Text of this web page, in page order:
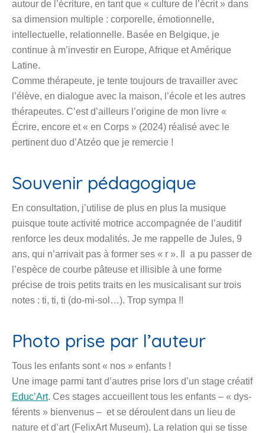
autour de l’écriture, en tant que « culture de l’écrit » dans
sa dimension multiple : corporelle, émotionnelle,
intellectuelle, relationnelle. Basée en Belgique, je
continue à m’investir en Europe, Afrique et Amérique
Latine.
Comme thérapeute, je tente toujours de travailler avec
l’élève, en dialogue avec la maison, l’école et les autres
thérapeutes. C’est d’ailleurs l’origine de mon livre «
Écrire, encore et « en Corps » (2024) réalisé avec le
pertinent duo d’Atzéo que je remercie !
Souvenir pédagogique
En consultation, j’utilise de plus en plus la musique
puisque toute activité motrice accompagnée de l’auditif
renforce les deux modalités. Je me rappelle de Jules, 9
ans, qui n’arrivait pas à former ses « r ». Il a pu passer de
l’espèce de courbe pâteuse et illisible à une forme
précise de trois petits traits en les musicalisant sur trois
notes : ti, ti, ti (do-mi-sol…). Trop sympa !!
Photo prise par l’auteur
Tous les enfants sont « nos » enfants !
Une image parmi tant d’autres prise lors d’un stage créatif
Educ’Art. Ces stages accueillent tous les enfants – « dys-
férents » bienvenus – et se déroulent dans un lieu de
nature et d’art (FelixArt Museum). La relation qui se tisse